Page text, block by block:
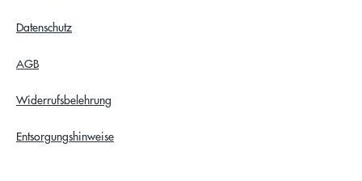
Datenschutz
AGB
Widerrufsbelehrung
Entsorgungshinweise